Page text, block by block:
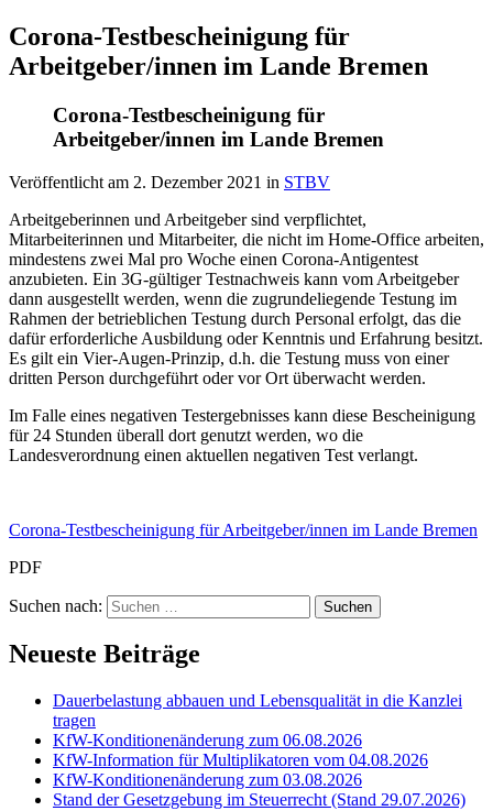
Corona-Testbescheinigung für
Arbeitgeber/innen im Lande Bremen
Corona-Testbescheinigung für
Arbeitgeber/innen im Lande Bremen
Veröffentlicht am 2. Dezember 2021 in STBV
Arbeitgeberinnen und Arbeitgeber sind verpflichtet,
Mitarbeiterinnen und Mitarbeiter, die nicht im Home-Office arbeiten,
mindestens zwei Mal pro Woche einen Corona-Antigentest
anzubieten. Ein 3G-gültiger Testnachweis kann vom Arbeitgeber
dann ausgestellt werden, wenn die zugrundeliegende Testung im
Rahmen der betrieblichen Testung durch Personal erfolgt, das die
dafür erforderliche Ausbildung oder Kenntnis und Erfahrung besitzt.
Es gilt ein Vier-Augen-Prinzip, d.h. die Testung muss von einer
dritten Person durchgeführt oder vor Ort überwacht werden.
Im Falle eines negativen Testergebnisses kann diese Bescheinigung
für 24 Stunden überall dort genutzt werden, wo die
Landesverordnung einen aktuellen negativen Test verlangt.
Corona-Testbescheinigung für Arbeitgeber/innen im Lande Bremen
PDF
Suchen nach:
Neueste Beiträge
Dauerbelastung abbauen und Lebensqualität in die Kanzlei
tragen
KfW-Konditionenänderung zum 06.08.2026
KfW-Information für Multiplikatoren vom 04.08.2026
KfW-Konditionenänderung zum 03.08.2026
Stand der Gesetzgebung im Steuerrecht (Stand 29.07.2026)